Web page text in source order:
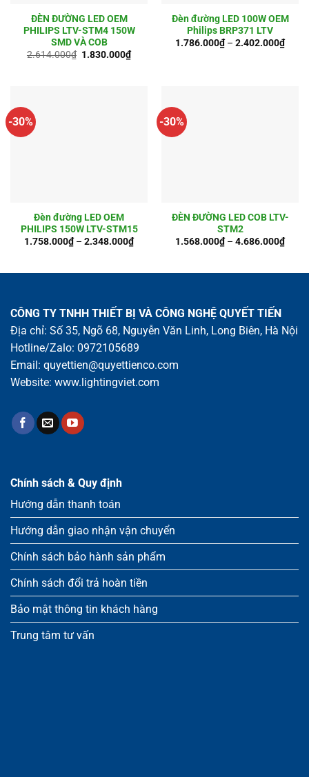
ĐÈN ĐƯỜNG LED OEM
PHILIPS LTV-STM4 150W
SMD VÀ COB
2.614.000₫ Giá
1.830.000₫Giá
hiện
Đèn đường LED 100W OEM
Philips BRP371 LTV
1.786.000₫– 2.402.000₫
-30%
Đèn đường LED OEM
PHILIPS 150W LTV-STM15
1.758.000₫– 2.348.000₫
-30%
ĐÈN ĐƯỜNG LED COB LTV-
STM2
1.568.000₫– 4.686.000₫
CÔNG TY TNHH THIẾT BỊ VÀ CÔNG NGHỆ QUYẾT TIẾN
Địa chỉ: Số 35, Ngõ 68, Nguyễn Văn Linh, Long Biên, Hà Nội
Hotline/Zalo: 0972105689
Email: quyettien@quyettienco.com
Website: www.lightingviet.com
Chính sách & Quy định
Hướng dẫn thanh toán
Hướng dẫn giao nhận vận chuyển
Chính sách bảo hành sản phẩm
Chính sách đổi trả hoàn tiền
Bảo mật thông tin khách hàng
Trung tâm tư vấn